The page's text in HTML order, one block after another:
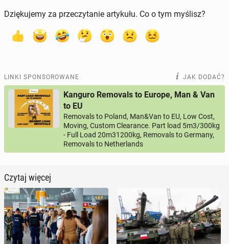
Dziękujemy za przeczytanie artykułu. Co o tym myślisz?
LINKI SPONSOROWANE JAK DODAĆ?
Kanguro Removals to Europe, Man & Van
to EU
Removals to Poland, Man&Van to EU, Low Cost,
Moving, Custom Clearance. Part load 5m3/300kg
- Full Load 20m31200kg, Removals to Germany,
Removals to Netherlands
Czytaj więcej